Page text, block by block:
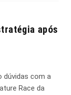
após
dúvidas com a
Race da